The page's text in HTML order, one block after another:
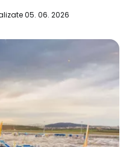
05. 06. 2026
Facebook
e-mailul